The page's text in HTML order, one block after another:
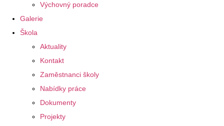
Výchovný poradce
Galerie
Škola
Aktuality
Kontakt
Zaměstnanci školy
Nabídky práce
Dokumenty
Projekty